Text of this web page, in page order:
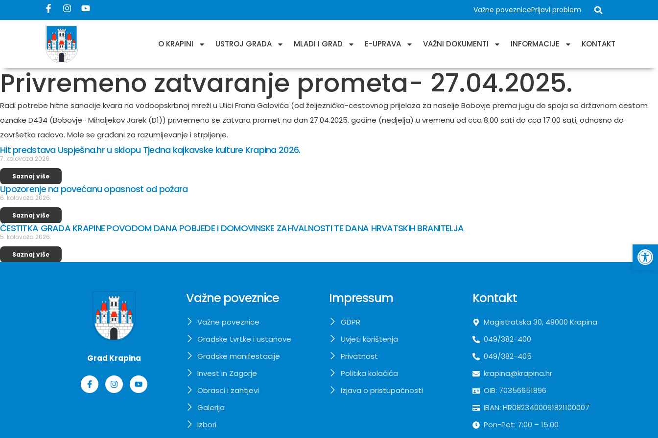
Važne poveznicePrijavi problem
O KRAPINI USTROJ GRADA MLADI I GRAD E-UPRAVA VAŽNI DOKUMENTI INFORMACIJE KONTAKT
Privremeno zatvaranje prometa- 27.04.2025.
Radi potrebe hitne sanacije kvara na vodoopskrbnoj mreži u Ulici Frana Galovića (od željezničko-cestovnog prijelaza za naselje Bobovje prema jugu do spoja sa državnom cestom
oznake D434 (Bobovje- Mihaljekov Jarek (D1)) privremeno se zatvara promet na dan 27.04.2025. godine (nedjelja) u vremenu od cca 8.00 sati do cca 17.00 sati, odnosno do
završetka radova. Mole se građani za razumijevanje i strpljenje.
Hit predstava Uspješna.hr u sklopu Tjedna kajkavske kulture Krapina 2026.
7. kolovoza 2026.
Saznaj više
Upozorenje na povećanu opasnost od požara
6. kolovoza 2026.
Saznaj više
ČESTITKA GRADA KRAPINE POVODOM DANA POBJEDE I DOMOVINSKE ZAHVALNOSTI TE DANA HRVATSKIH BRANITELJA
5. kolovoza 2026.
Saznaj više
Grad Krapina
Važne poveznice
Važne poveznice
Gradske tvrtke i ustanove
Gradske manifestacije
Invest in Zagorje
Obrasci i zahtjevi
Galerija
Izbori
Impressum
GDPR
Uvjeti korištenja
Privatnost
Politika kolačića
Izjava o pristupačnosti
Kontakt
Magistratska 30, 49000 Krapina
049/382-400
049/382-405
krapina@krapina.hr
OIB: 70356651896
IBAN: HR0823400091821100007
Pon-Pet: 7:00 – 15:00